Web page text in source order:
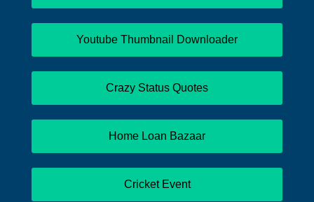
Youtube Thumbnail Downloader
Crazy Status Quotes
Home Loan Bazaar
Cricket Event